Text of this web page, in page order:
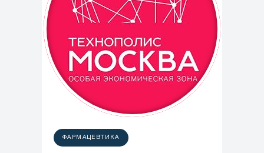
ФАРМАЦЕВТИКА